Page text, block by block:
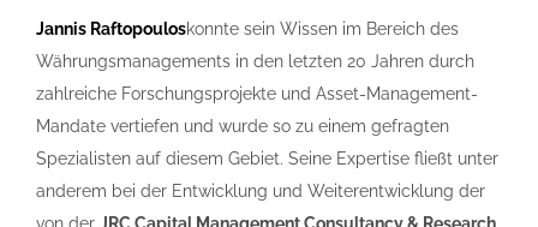
Jannis Raftopouloskonnte sein Wissen im Bereich des
Währungsmanagements in den letzten 20 Jahren durch
zahlreiche Forschungsprojekte und Asset-Management-
Mandate vertiefen und wurde so zu einem gefragten
Spezialisten auf diesem Gebiet. Seine Expertise fließt unter
anderem bei der Entwicklung und Weiterentwicklung der